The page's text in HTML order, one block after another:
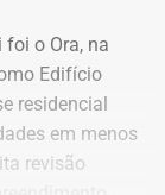
o Ora, na
Edifício
residencial
em menos
revisão